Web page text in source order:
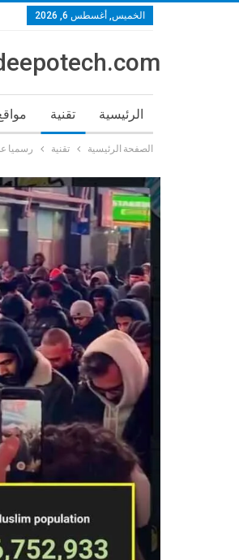
الخميس, أغسطس 6, 2026
الرئيسية تقنية
الصفحة الرئيسية تقنية رسميا عدد